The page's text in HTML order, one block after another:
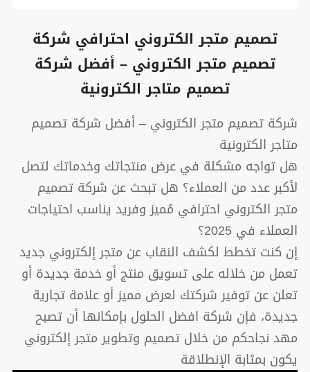
تصميم متجر الكتروني احترافي شركة
تصميم متجر الكتروني – أفضل شركة
تصميم متاجر الكترونية
شركة تصميم متجر الكتروني – أفضل شركة تصميم
متاجر الكترونية
هل تواجه مشكلة في عرض منتجاتك وخدماتك لتصل
لأكبر عدد من العملاء؟ هل تبحث عن شركة تصميم
متجر الكتروني احترافي مُميز وفريد يناسب احتياجات
العملاء في 2025؟
إن كنت تخطط لكشف النقاب عن متجر إلكتروني جديد
تعمل من خلاله على تسويق منتج أو خدمة جديدة أو
تعلن عن توفير شركتك لعرض مميز أو علامة تجارية
جديدة، فإن شركة افضل الحلول بإمكانها أن تصبح
مهد نجاحكم من خلال تصميم وتطوير متجر إلكتروني
يكون بمثابة الإنطلاقة